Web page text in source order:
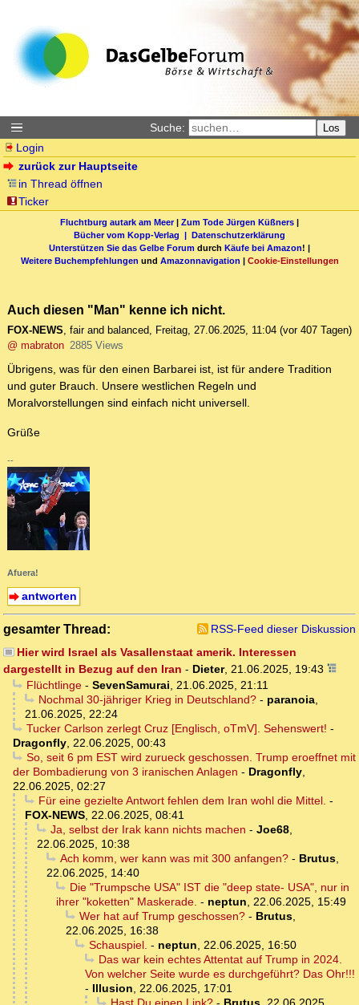
Suche: Los
Login
zurück zur Hauptseite
in Thread öffnen
Ticker
Fluchtburg autark am Meer| Zum Tode Jürgen Küßners |
Bücher vom Kopp-Verlag | Datenschutzerklärung
Unterstützen Sie das Gelbe Forum durch Käufe bei Amazon! |
Weitere Buchempfehlungen und Amazonnavigation | Cookie-Einstellungen
Auch diesen "Man" kenne ich nicht.
FOX-NEWS, fair and balanced, Freitag, 27.06.2025, 11:04 (vor 407 Tagen)
@ mabraton 2885 Views
Übrigens, was für den einen Barbarei ist, ist für andere Tradition
und guter Brauch. Unsere westlichen Regeln und
Moralvorstellungen sind einfach nicht universell.
Grüße
--
Afuera!
antworten
gesamter Thread:
RSS-Feed dieser Diskussion
Hier wird Israel als Vasallenstaat amerik. Interessen
dargestellt in Bezug auf den Iran - Dieter, 21.06.2025, 19:43
Flüchtlinge- SevenSamurai
21.06.2025, 21:11
Nochmal 30-jähriger Krieg in Deutschland?- paranoia,
21.06.2025, 22:24
Tucker Carlson zerlegt Cruz [Englisch, oTmV]. Sehenswert! -
Dragonfly 22.06.2025, 00:43
So, seit 6 pm EST wird zurueck geschossen. Trump eroeffnet mit
der Bombadierung von 3 iranischen Anlagen - Dragonfly
22.06.2025, 02:27
Für eine gezielte Antwort fehlen dem Iran wohl die Mittel. -
FOX-NEWS 22.06.2025, 08:41
Ja, selbst der Irak kann nichts machen - Joe68,
22.06.2025, 10:38
Ach komm, wer kann was mit 300 anfangen?- Brutus,
22.06.2025, 14:40
Die "Trumpsche USA" IST die "deep state- USA", nur in
ihrer "koketten" Maskerade. - neptun
22.06.2025, 15:49
Wer hat auf Trump geschossen?- Brutus,
22.06.2025, 16:38
Schauspiel. - neptun
22.06.2025, 16:50
Das war kein echtes Attentat auf Trump in 2024.
Von welcher Seite wurde es durchgeführt? Das Ohr!!!
- Illusion
22.06.2025, 17:01
Hast Du einen Link?- Brutus, 22.06.2025,